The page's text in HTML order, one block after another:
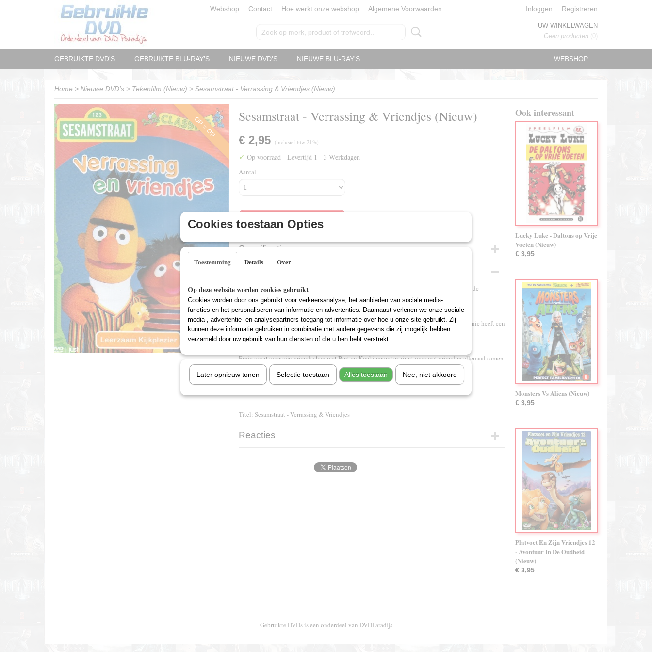
Webshop Contact Hoe werkt onze webshop Algemene Voorwaarden Inloggen Registreren
UW WINKELWAGEN
Geen producten (0)
WEBSHOP
GEBRUIKTE DVD'S GEBRUIKTE BLU-RAY'S NIEUWE DVD'S NIEUWE BLU-RAY'S
Home > Nieuwe DVD's > Tekenfilm (Nieuw) > Sesamstraat - Verrassing & Vriendjes (Nieuw)
OP = OP Sesamstraat - Verrassing & Vriendjes (Nieuw)
€ 2,95 (inclusief btw 21%)
✓ Op voorraad - Levertijd 1 - 3 Werkdagen
Aantal
IN WINKELWAGEN
Specificaties
EAN code
Omschrijving
Deze dvd bevat een speciale samenstelling van de originele tv –series. Al je vriendjes uit de
bekendste straat van Nederland beleven de vrolijkste avonturen.
Verrassing
Grover moet zelf een verrassingsfeestje organiseren. Bert mag niet binnenkomen, want Ernie heeft een
verrassing in petto!
Ernie zingt over zijn vriendschap met Bert en Koekiemonster zingt over wat vrienden allemaal samen
doen.
Titel: Sesamstraat - Verrassing & Vriendjes
Reacties
Ook interessant
Lucky Luke - Daltons op Vrije
Voeten (Nieuw)
€ 3,95
Monsters Vs Aliens (Nieuw)
€ 3,95
Platvoet En Zijn Vriendjes 12
- Avontuur In De Oudheid
(Nieuw)
€ 3,95
Gebruikte DVDs is een onderdeel van DVDParadijs
Cookies toestaan Opties
Toestemming Details Over
Op deze website worden cookies gebruikt
Cookies worden door ons gebruikt voor verkeersanalyse, het aanbieden van sociale media-
functies en het personaliseren van informatie en advertenties. Daarnaast verlenen we onze sociale
media-, advertentie- en analysepartners toegang tot informatie over hoe u onze site gebruikt. Zij
kunnen deze informatie gebruiken in combinatie met andere gegevens die zij mogelijk hebben
verzameld door uw gebruik van hun diensten of die u hen hebt verstrekt.
Later opnieuw tonen Selectie toestaan Alles toestaan Nee, niet akkoord